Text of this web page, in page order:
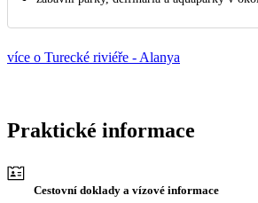
více o Turecké riviéře - Alanya
Praktické informace
Cestovní doklady a vízové informace